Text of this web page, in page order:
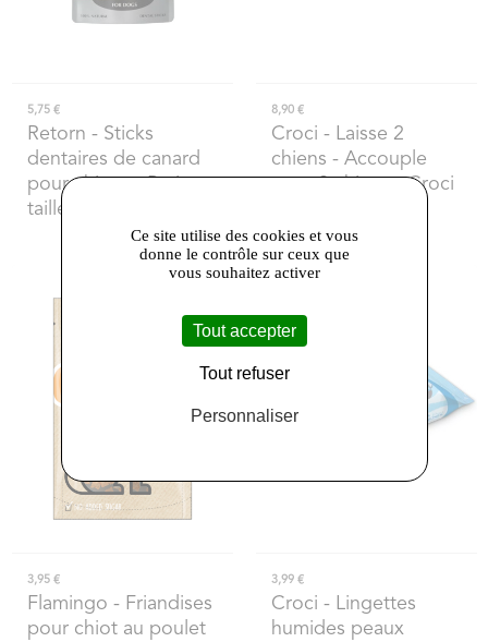
5,75 €
Retorn - Sticks
dentaires de canard
pour chiens - Petite
taille - DDM 23/03/26
8,90 €
Croci - Laisse 2
chiens - Accouple
pour 2 chiens - Croci
3,95 €
Flamingo - Friandises
pour chiot au poulet
3,99 €
Croci - Lingettes
humides peaux
Ce site utilise des cookies et vous
donne le contrôle sur ceux que
vous souhaitez activer
Tout accepter
Tout refuser
Personnaliser